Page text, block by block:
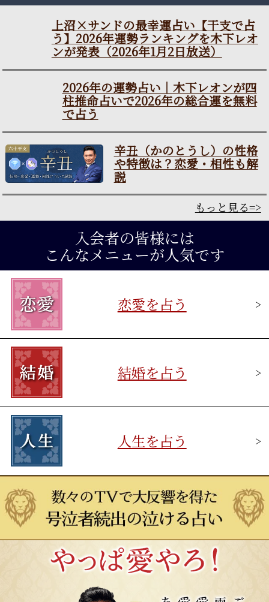
上沼×サンドの最幸運占い
【干支で占う】2026年運勢
ランキングを木下レオンが
発表（2026年1月2日放送）
2026年の運勢占い｜木下レ
年の総合運を無料で占う
辛丑（かのとうし）の性格
や特徴は？恋愛・相性も解
説
もっと見る=>
入会者の皆様には
こんなメニューが人気です
恋愛を占う
結婚を占う
人生を占う